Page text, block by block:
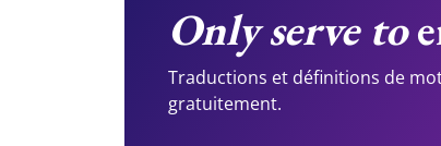
Only serve to
Traductions et définitions de
gratuitement.